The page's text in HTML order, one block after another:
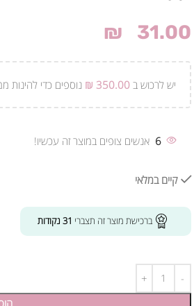
₪ 31.00
יש לרכוש ב ₪ 350.00 נוספים כדי להינות
6 אנשים צופים במוצר זה עכשיו!
קיים במלאי
ברכישת מוצר זה תצברי 31 נקודות